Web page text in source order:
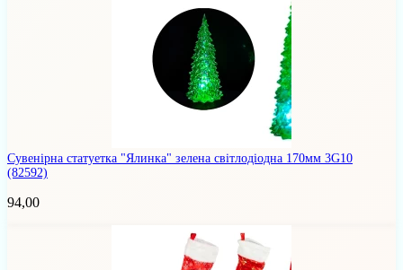
Сувенірна статуетка "Ялинка" зелена світлодіодна 170мм 3G10
(82592)
94,00